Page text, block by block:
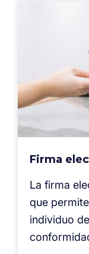
Firma
La firma
que
individuo